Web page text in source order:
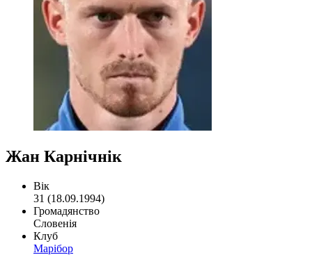
Жан Карнічнік
Вік
31 (18.09.1994)
Громадянство
Словенія
Клуб
Марібор